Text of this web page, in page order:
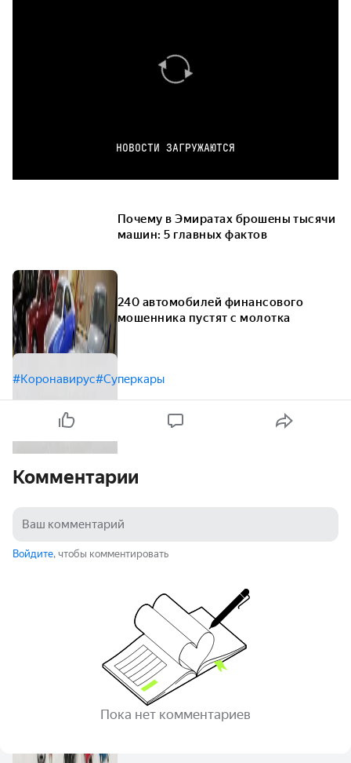
НОВОСТИ ЗАГРУЖАЮТСЯ
Почему в Эмиратах брошены тысячи
машин: 5 главных фактов
240 автомобилей финансового
мошенника пустят с молотка
#Коронавирус#Суперкары
Комментарии
Войдите, чтобы комментировать
Пока нет комментариев